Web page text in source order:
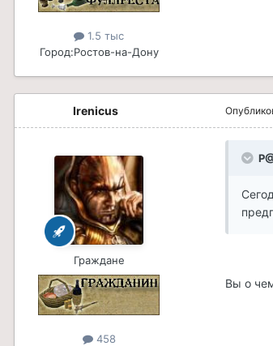
1.5 тыс
Город:Ростов-на-Дону
Irenicus
Граждане
458
Вы о